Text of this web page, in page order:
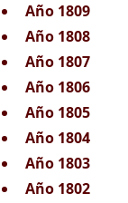
Año 1809
Año 1808
Año 1807
Año 1806
Año 1805
Año 1804
Año 1803
Año 1802